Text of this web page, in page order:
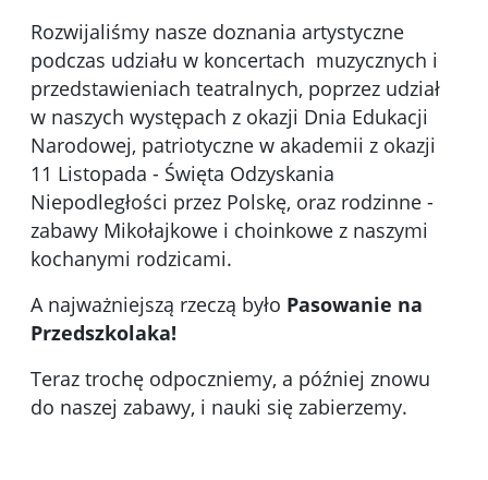
Rozwijaliśmy nasze doznania artystyczne
podczas udziału w koncertach muzycznych i
przedstawieniach teatralnych, poprzez udział
w naszych występach z okazji Dnia Edukacji
Narodowej, patriotyczne w akademii z okazji
11 Listopada - Święta Odzyskania
Niepodległości przez Polskę, oraz rodzinne -
zabawy Mikołajkowe i choinkowe z naszymi
kochanymi rodzicami.
A najważniejszą rzeczą było Pasowanie na
Przedszkolaka!
Teraz trochę odpoczniemy, a później znowu
do naszej zabawy, i nauki się zabierzemy.